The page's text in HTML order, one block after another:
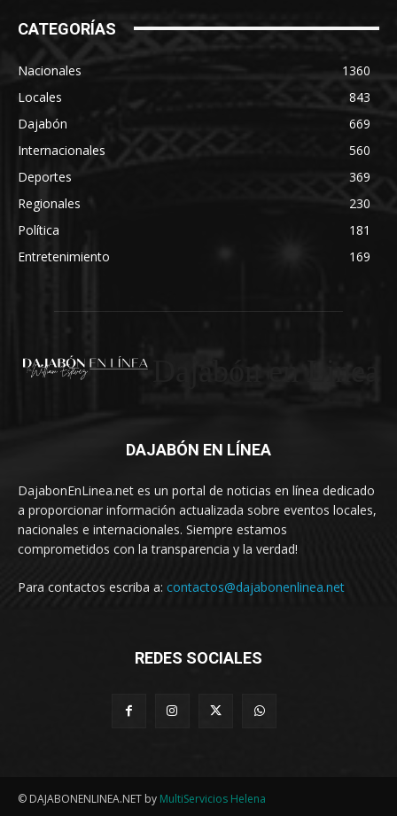
CATEGORÍAS
Nacionales
1360
Locales
843
Dajabón
669
Internacionales
560
Deportes
369
Regionales
230
Política
181
Entretenimiento
169
DAJABÓN EN LÍNEA
DajabonEnLinea.net es un portal de noticias en línea dedicado
a proporcionar información actualizada sobre eventos locales,
nacionales e internacionales. Siempre estamos
comprometidos con la transparencia y la verdad!
Para contactos escriba a: contactos@dajabonenlinea.net
REDES SOCIALES
© DAJABONENLINEA.NET by MultiServicios Helena